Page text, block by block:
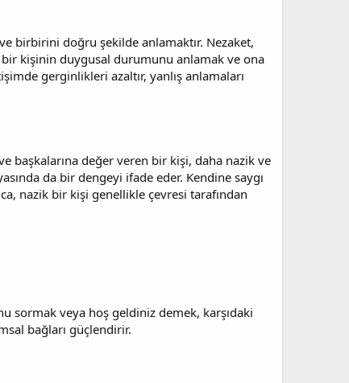
birbirini doğru şekilde anlamaktır. Nezaket,
kişinin duygusal durumunu anlamak ve ona
gerginlikleri azaltır, yanlış anlamaları
başkalarına değer veren bir kişi, daha nazik ve
da bir dengeyi ifade eder. Kendine saygı
nazik bir kişi genellikle çevresi tarafından
sormak veya hoş geldiniz demek, karşıdaki
bağları güçlendirir.